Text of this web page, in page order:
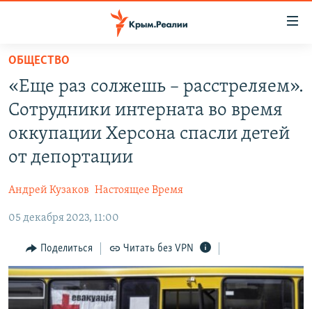
Вернуться
основному
содержанию
Вернутся
главной
Вернутся
СПЕЦПРОЕКТЫ
ВОДА
ИНТЕРАКТИВ
ИНФОГРАФИКА
ТЕЛЕПРОЕКТ КРЫМ.РЕАЛИИ
СОВЕТЫ ПРАВОЗАЩИТНИКОВ
ПРОПАВШИЕ БЕЗ ВЕСТИ
РАДІО СВОБОДА
КАК ОБОЙТИ БЛОКИРОВКУ
Qırımtatar
ОБЩЕСТВО
«Еще раз солжешь – расстреляем».
Сотрудники интерната во время
оккупации Херсона спасли детей
от депортации
Андрей Кузаков Настоящее Время
05 декабря 2023, 11:00
Поделиться Читать без VPN